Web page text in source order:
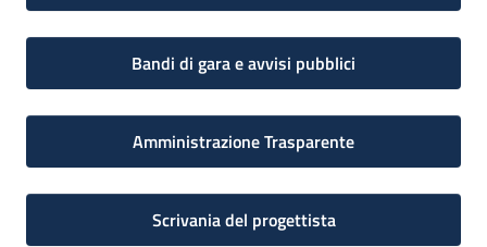
Bandi di gara e avvisi pubblici
Amministrazione Trasparente
Scrivania del progettista